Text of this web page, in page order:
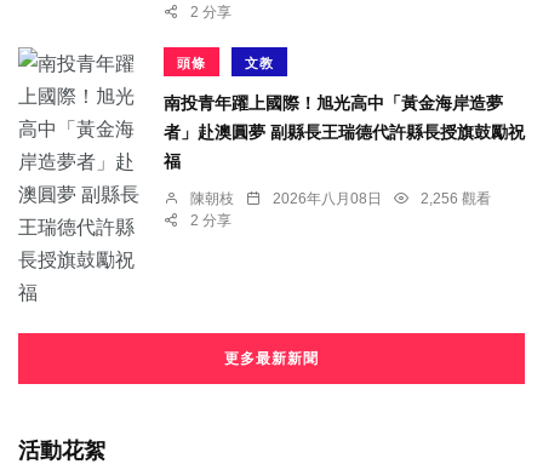
2 分享
頭條 文教
南投青年躍上國際！旭光高中「黃金海岸造夢
者」赴澳圓夢 副縣長王瑞德代許縣長授旗鼓勵祝
福
陳朝枝 2026年八月08日
2,256 觀看
2 分享
更多最新新聞
活動花絮